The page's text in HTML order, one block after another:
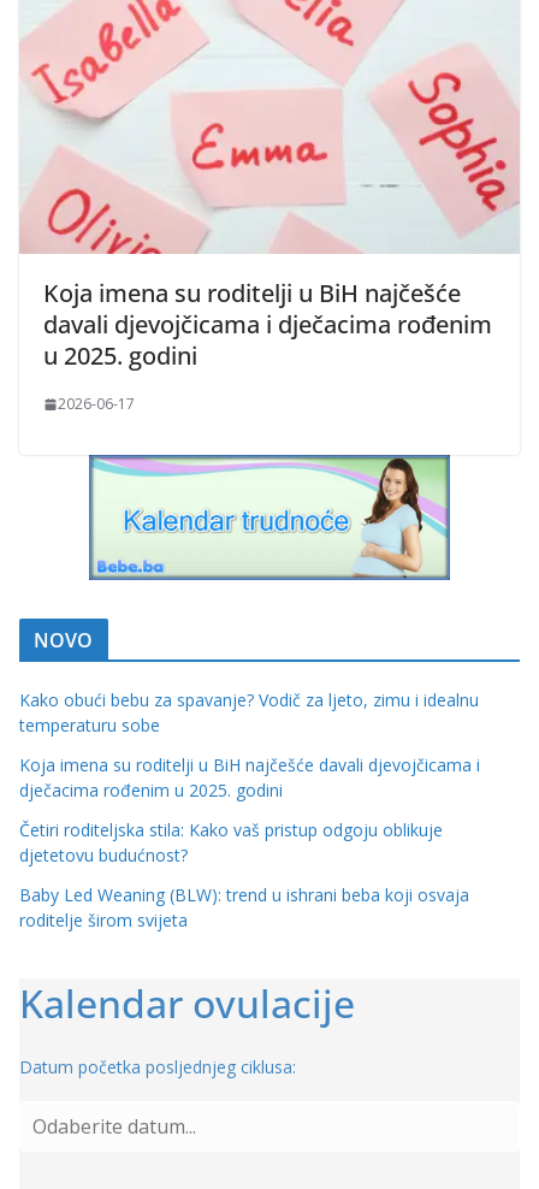
Koja imena su roditelji u BiH najčešće
davali djevojčicama i dječacima rođenim
u 2025. godini
2026-06-17
NOVO
Kako obući bebu za spavanje? Vodič za ljeto, zimu i idealnu
temperaturu sobe
Koja imena su roditelji u BiH najčešće davali djevojčicama i
dječacima rođenim u 2025. godini
Četiri roditeljska stila: Kako vaš pristup odgoju oblikuje
djetetovu budućnost?
Baby Led Weaning (BLW): trend u ishrani beba koji osvaja
roditelje širom svijeta
Kalendar ovulacije
Datum početka posljednjeg ciklusa: